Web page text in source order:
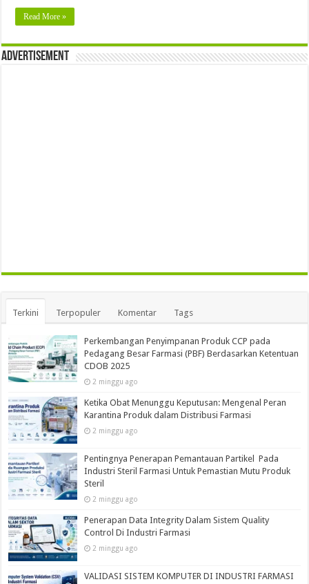
Read More »
Advertisement
Terkini Terpopuler Komentar Tags
Perkembangan Penyimpanan Produk CCP pada
Pedagang Besar Farmasi (PBF) Berdasarkan Ketentuan
CDOB 2025
2 minggu ago
Ketika Obat Menunggu Keputusan: Mengenal Peran
Karantina Produk dalam Distribusi Farmasi
2 minggu ago
Pentingnya Penerapan Pemantauan Partikel Pada
Industri Steril Farmasi Untuk Pemastian Mutu Produk
Steril
2 minggu ago
Penerapan Data Integrity Dalam Sistem Quality
Control Di Industri Farmasi
2 minggu ago
VALIDASI SISTEM KOMPUTER DI INDUSTRI FARMASI